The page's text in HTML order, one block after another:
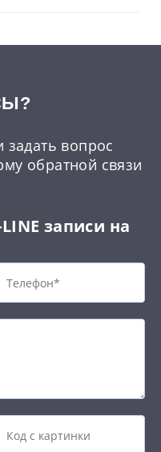
вопрос
обратной связи
записи на